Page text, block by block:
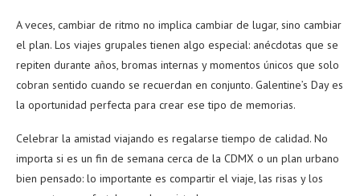
A veces, cambiar de ritmo no implica cambiar de lugar, sino cambiar
el plan. Los viajes grupales tienen algo especial: anécdotas que se
repiten durante años, bromas internas y momentos únicos que solo
cobran sentido cuando se recuerdan en conjunto. Galentine’s Day es
la oportunidad perfecta para crear ese tipo de memorias.
Celebrar la amistad viajando es regalarse tiempo de calidad. No
importa si es un fin de semana cerca de la CDMX o un plan urbano
bien pensado: lo importante es compartir el viaje, las risas y los